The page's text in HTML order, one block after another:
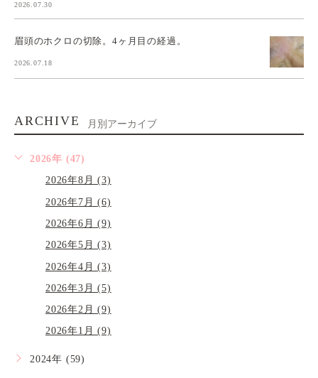
2026.07.30
眉頭のホクロの切除。4ヶ月目の経過。
2026.07.18
ARCHIVE 月別アーカイブ
2026年 (47)
2026年8月 (3)
2026年7月 (6)
2026年6月 (9)
2026年5月 (3)
2026年4月 (3)
2026年3月 (5)
2026年2月 (9)
2026年1月 (9)
2024年 (59)